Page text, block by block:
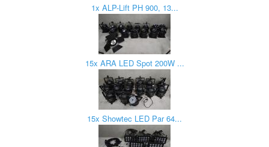
1x ALP-Lift PH 900, 13...
15x ARA LED Spot 200W ...
15x Showtec LED Par 64...